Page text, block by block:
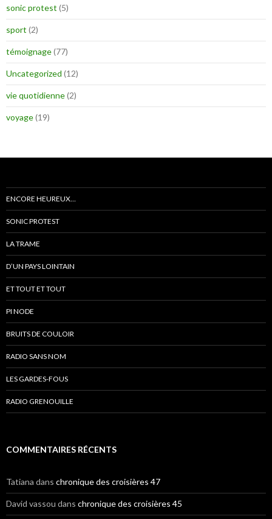
sonic protest (5)
sport (2)
témoignage(77)
Uncategorized (12)
vie quotidienne(2)
voyage(19)
ENCORE HEUREUX…
SONIC PROTEST
LA TRAME
D’UN PAYS LOINTAIN
ET TOUT ET TOUT
PI NODE
BRUITS DE COULOIR
RADIO SANS NOM
LES GARDES-FOUS
RADIO GRENOUILLE
COMMENTAIRES RÉCENTS
Tatiana dans chronique des croisières 47
David vassou dans chronique des croisières 45